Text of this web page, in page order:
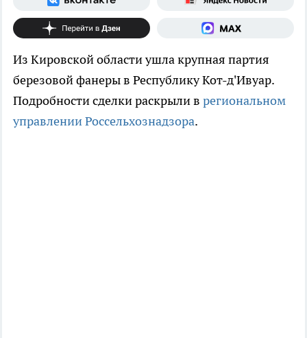
Из Кировской области ушла крупная партия
березовой фанеры в Республику Кот-д'Ивуар.
Подробности сделки раскрыли в региональном
управлении Россельхознадзора.